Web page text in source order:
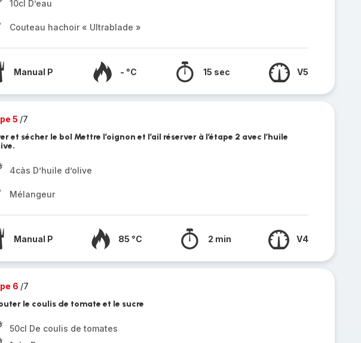
10cl D’eau
Couteau hachoir « Ultrablade »
Manual P - °C 15 sec V5
5 /7
et sécher le bol Mettre l’oignon et l’ail réserver à l’étape 2 avec l’huile
4càs D’huile d’olive
Mélangeur
Manual P 85 °C 2 min V4
6 /7
le coulis de tomate et le sucre
50cl De coulis de tomates